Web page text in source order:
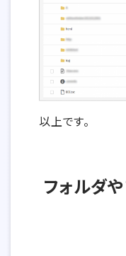
以上です。
フォルダ